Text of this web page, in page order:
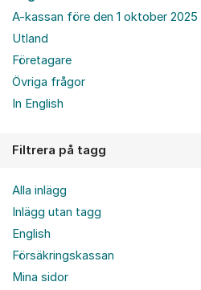
A-kassan före den 1 oktober 2025
Utland
Företagare
Övriga frågor
In English
Filtrera på tagg
Alla inlägg
Inlägg utan tagg
English
Försäkringskassan
Mina sidor